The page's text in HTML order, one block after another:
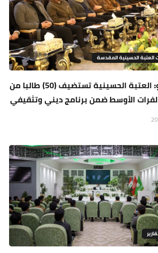
العتبة الحسينية المقدسة
بالفيديو: العتبة الحسينية تستضيف (50) طالبا من
الأوسط ضمن برنامج ديني وتثقيفي